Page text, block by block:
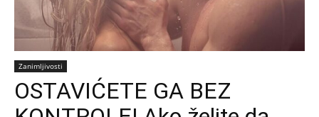
Zanimljivosti
OSTAVIĆETE GA BEZ